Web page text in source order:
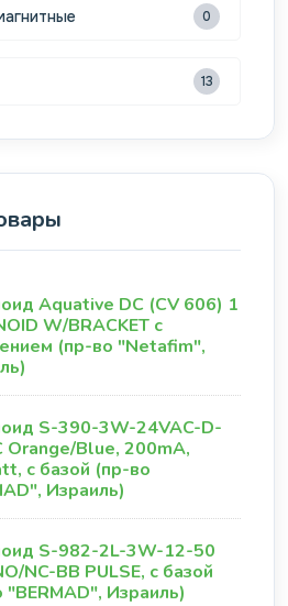
0
13
Aquative DC (CV 606) 1
W/BRACKET с
(пр-во "Netafim",
S-390-3W-24VAC-D-
Orange/Blue, 200mA,
с базой (пр-во
Израиль)
S-982-2L-3W-12-50
NC-BB PULSE, с базой
"BERMAD", Израиль)